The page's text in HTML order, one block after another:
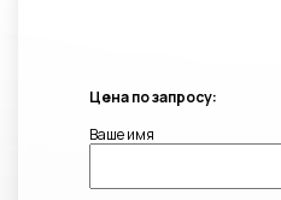
Цена по запросу:
Ваше имя